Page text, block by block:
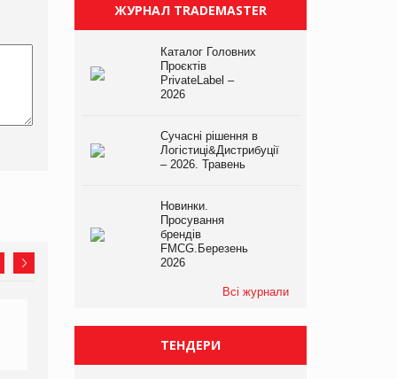
ЖУРНАЛ TRADEMASTER
Каталог Головних
Проєктів
PrivateLabel –
2026
Сучасні рішення в
Логістиці&Дистрибуції
– 2026. Травень
Новинки.
Просування
брендів
FMCG.Березень
2026
Всі журнали
ТЕНДЕРИ